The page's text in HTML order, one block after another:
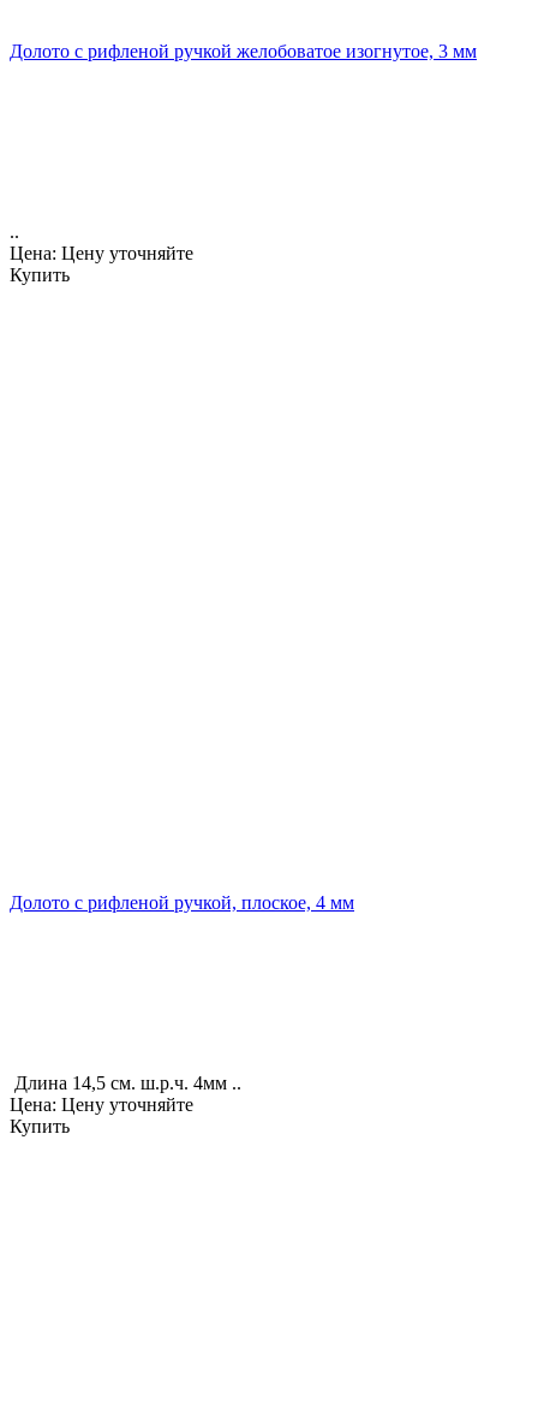
Долото с рифленой ручкой желобоватое изогнутое, 3 мм
..
Цена: Цену уточняйте
Купить
Долото с рифленой ручкой, плоское, 4 мм
Длина 14,5 см. ш.р.ч. 4мм ..
Цена: Цену уточняйте
Купить